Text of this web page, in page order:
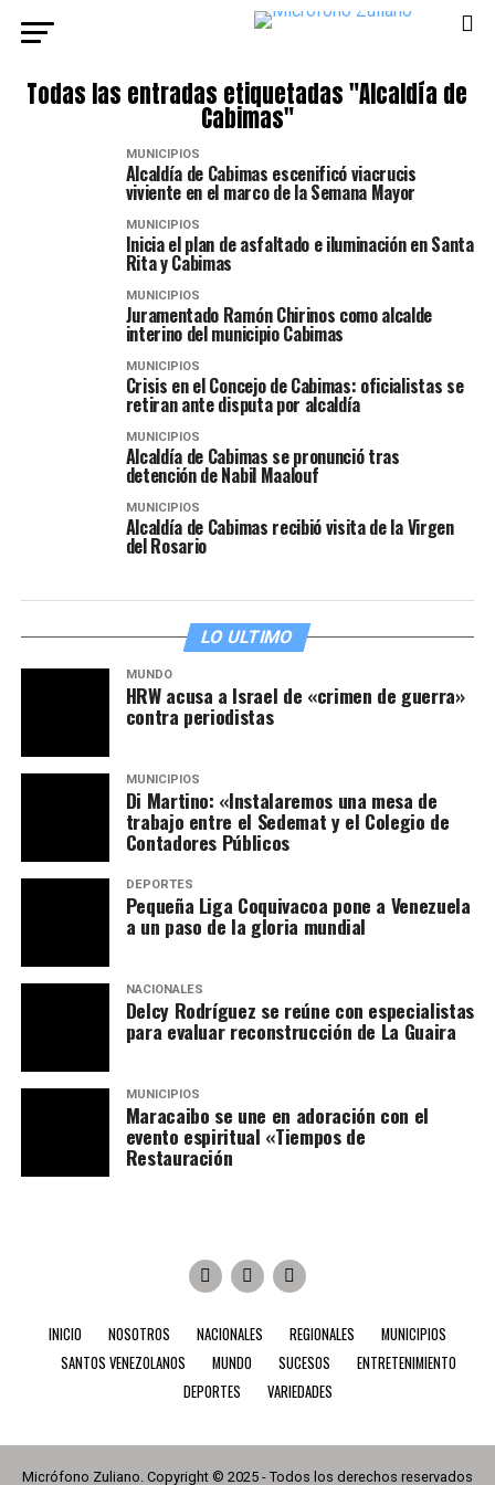
Todas las entradas etiquetadas "Alcaldía de
Cabimas"
MUNICIPIOS
Alcaldía de Cabimas escenificó viacrucis
viviente en el marco de la Semana Mayor
MUNICIPIOS
Inicia el plan de asfaltado e iluminación en Santa
Rita y Cabimas
MUNICIPIOS
Juramentado Ramón Chirinos como alcalde
interino del municipio Cabimas
MUNICIPIOS
Crisis en el Concejo de Cabimas: oficialistas se
retiran ante disputa por alcaldía
MUNICIPIOS
Alcaldía de Cabimas se pronunció tras
detención de Nabil Maalouf
MUNICIPIOS
Alcaldía de Cabimas recibió visita de la Virgen
del Rosario
LO ULTIMO
MUNDO
HRW acusa a Israel de «crimen de guerra»
contra periodistas
MUNICIPIOS
Di Martino: «Instalaremos una mesa de
trabajo entre el Sedemat y el Colegio de
Contadores Públicos
DEPORTES
Pequeña Liga Coquivacoa pone a Venezuela
a un paso de la gloria mundial
NACIONALES
Delcy Rodríguez se reúne con especialistas
para evaluar reconstrucción de La Guaira
MUNICIPIOS
Maracaibo se une en adoración con el
evento espiritual «Tiempos de
Restauración
INICIO NOSOTROS NACIONALES REGIONALES
MUNICIPIOS
SANTOS VENEZOLANOS
MUNDO SUCESOS
ENTRETENIMIENTO
DEPORTES
VARIEDADES
Micrófono Zuliano. Copyright © 2025 - Todos los derechos reservados